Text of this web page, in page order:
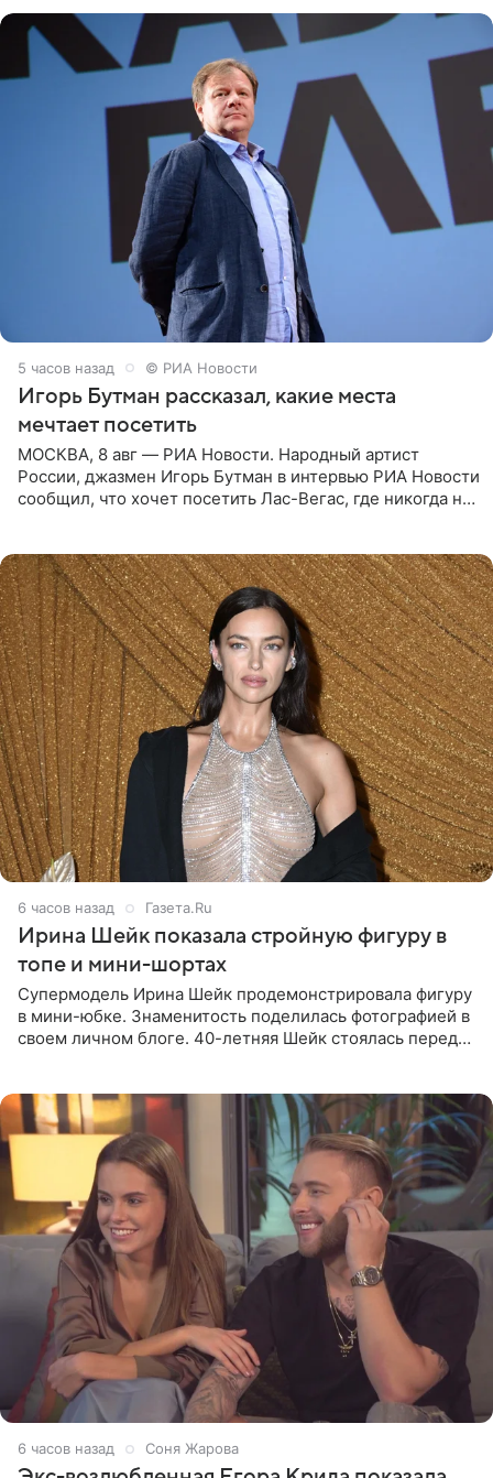
5 часов назад © РИА Новости
Игорь Бутман рассказал, какие места
мечтает посетить
МОСКВА, 8 авг — РИА Новости. Народный артист
России, джазмен Игорь Бутман в интервью РИА Новости
сообщил, что хочет посетить Лас-Вегас, где никогда не
6 часов назад Газета.Ru
Ирина Шейк показала стройную фигуру в
топе и мини-шортах
Супермодель Ирина Шейк продемонстрировала фигуру
в мини-юбке. Знаменитость поделилась фотографией в
своем личном блоге. 40-летняя Шейк стоялась перед
6 часов назад Соня Жарова